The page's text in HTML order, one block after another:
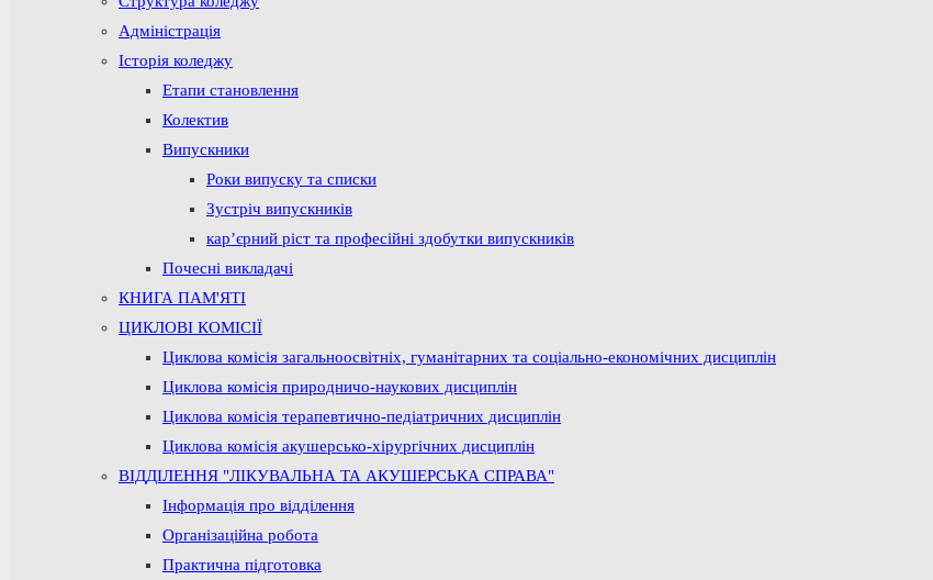
Адміністрація
Історія коледжу
Етапи становлення
Колектив
Випускники
Роки випуску та списки
Зустріч випускників
кар’єрний ріст та професійні здобутки випускників
Почесні викладачі
КНИГА ПАМ'ЯТІ
ЦИКЛОВІ КОМІСІЇ
Циклова комісія загальноосвітніх, гуманітарних та соціально-економічних дисциплін
Циклова комісія природничо-наукових дисциплін
Циклова комісія терапевтично-педіатричних дисциплін
Циклова комісія акушерсько-хірургічних дисциплін
ВІДДІЛЕННЯ "ЛІКУВАЛЬНА ТА АКУШЕРСЬКА СПРАВА"
Інформація про відділення
Організаційна робота
Практична підготовка